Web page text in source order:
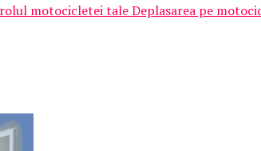
motocicletei tale Deplasarea pe